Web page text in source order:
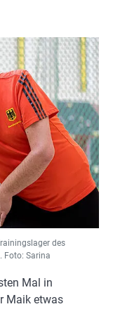
des
Foto: Sarina
Mal in
Maik etwas